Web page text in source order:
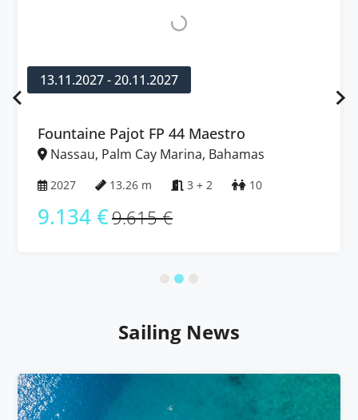
13.11.2027 - 20.11.2027
Fountaine Pajot FP 44 Maestro
Nassau, Palm Cay Marina, Bahamas
2027 13.26 m 3 + 2 10
9.134 €9.615 €
Sailing News